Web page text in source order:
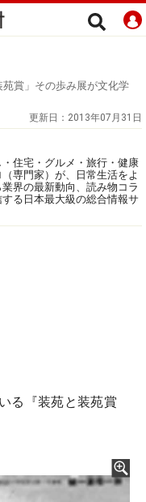
賞」その歩み展が文化学
更新日： 2013年07月31日
・住宅・グルメ・旅行・健康
専門家）が、日常生活をよ
界の最新動向、読み物コラ
る日本最大級の総合情報サ
る『装苑と装苑賞